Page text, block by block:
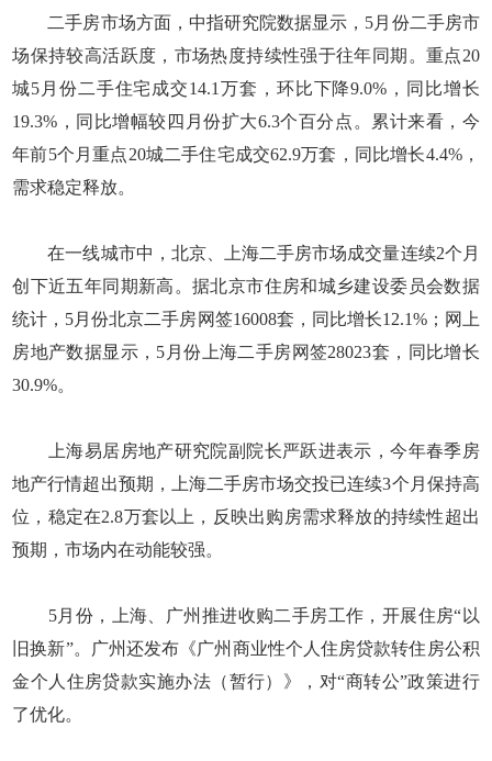
二手房市场方面，中指研究院数据显示，5月份二手房市
场保持较高活跃度，市场热度持续性强于往年同期。重点20
城5月份二手住宅成交14.1万套，环比下降9.0%，同比增长
19.3%，同比增幅较四月份扩大6.3个百分点。累计来看，今
年前5个月重点20城二手住宅成交62.9万套，同比增长4.4%，
需求稳定释放。
在一线城市中，北京、上海二手房市场成交量连续2个月
创下近五年同期新高。据北京市住房和城乡建设委员会数据
统计，5月份北京二手房网签16008套，同比增长12.1%；网上
房地产数据显示，5月份上海二手房网签28023套，同比增长
30.9%。
上海易居房地产研究院副院长严跃进表示，今年春季房
地产行情超出预期，上海二手房市场交投已连续3个月保持高
位，稳定在2.8万套以上，反映出购房需求释放的持续性超出
预期，市场内在动能较强。
5月份，上海、广州推进收购二手房工作，开展住房“以
旧换新”。广州还发布《广州商业性个人住房贷款转住房公积
金个人住房贷款实施办法（暂行）》，对“商转公”政策进行
了优化。